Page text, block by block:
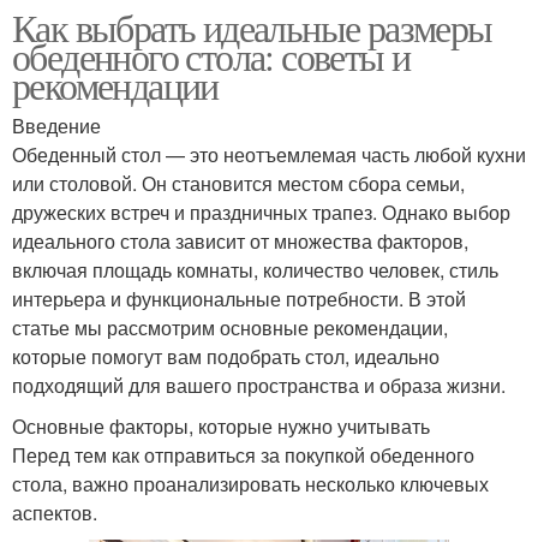
Как выбрать идеальные размеры
обеденного стола: советы и
рекомендации
Введение
Обеденный стол — это неотъемлемая часть любой кухни
или столовой. Он становится местом сбора семьи,
дружеских встреч и праздничных трапез. Однако выбор
идеального стола зависит от множества факторов,
включая площадь комнаты, количество человек, стиль
интерьера и функциональные потребности. В этой
статье мы рассмотрим основные рекомендации,
которые помогут вам подобрать стол, идеально
подходящий для вашего пространства и образа жизни.
Основные факторы, которые нужно учитывать
Перед тем как отправиться за покупкой обеденного
стола, важно проанализировать несколько ключевых
аспектов.